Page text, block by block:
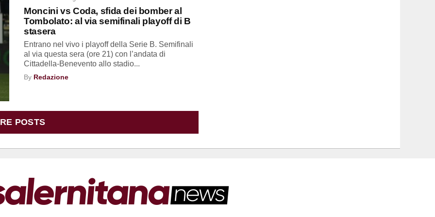
Moncini vs Coda, sfida dei bomber al
Tombolato: al via semifinali playoff di B
stasera
Entrano nel vivo i playoff della Serie B. Semifinali
al via questa sera (ore 21) con l’andata di
Cittadella-Benevento allo stadio...
By Redazione
POSTS